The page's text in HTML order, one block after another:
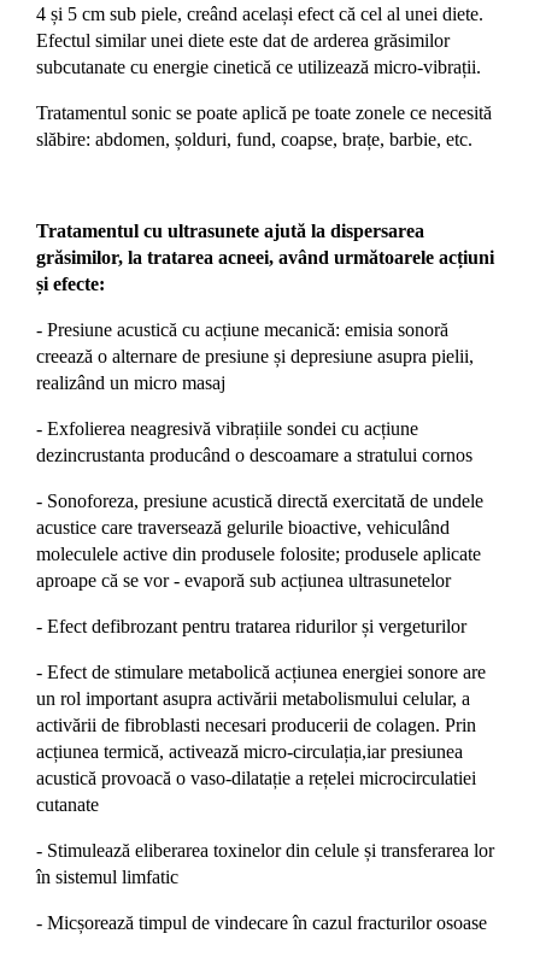
4 și 5 cm sub piele, creând același efect că cel al unei diete.
Efectul similar unei diete este dat de arderea grăsimilor
subcutanate cu energie cinetică ce utilizează micro-vibrații.
Tratamentul sonic se poate aplică pe toate zonele ce necesită
slăbire: abdomen, șolduri, fund, coapse, brațe, barbie, etc.
Tratamentul cu ultrasunete ajută la dispersarea
grăsimilor, la tratarea acneei, având următoarele acțiuni
și efecte:
- Presiune acustică cu acțiune mecanică: emisia sonoră
creează o alternare de presiune și depresiune asupra pielii,
realizând un micro masaj
- Exfolierea neagresivă vibrațiile sondei cu acțiune
dezincrustanta producând o descoamare a stratului cornos
- Sonoforeza, presiune acustică directă exercitată de undele
acustice care traversează gelurile bioactive, vehiculând
moleculele active din produsele folosite; produsele aplicate
aproape că se vor - evaporă sub acțiunea ultrasunetelor
- Efect defibrozant pentru tratarea ridurilor și vergeturilor
- Efect de stimulare metabolică acțiunea energiei sonore are
un rol important asupra activării metabolismului celular, a
activării de fibroblasti necesari producerii de colagen. Prin
acțiunea termică, activează micro-circulația,iar presiunea
acustică provoacă o vaso-dilatație a rețelei microcirculatiei
cutanate
- Stimulează eliberarea toxinelor din celule și transferarea lor
în sistemul limfatic
- Micșorează timpul de vindecare în cazul fracturilor osoase